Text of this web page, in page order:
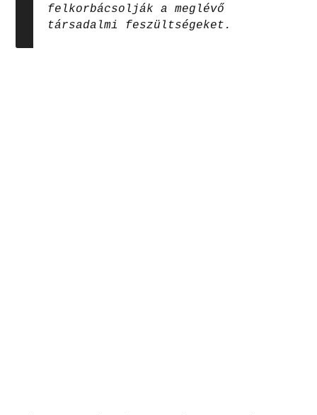
felkorbácsolják a meglévő
társadalmi feszültségeket.